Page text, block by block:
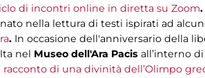
di incontri online in diretta su Zoom.
nella lettura di testi ispirati ad
. In occasione dell'anniversario della
nel Museo dell'Ara Pacis all’interno di
racconto di una divinità dell’Olimpo